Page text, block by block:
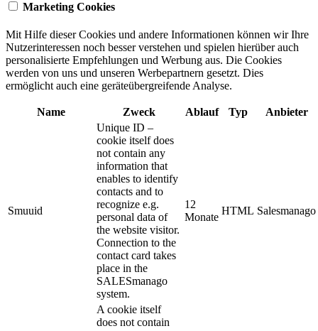
Marketing Cookies
Mit Hilfe dieser Cookies und andere Informationen können wir Ihre
Nutzerinteressen noch besser verstehen und spielen hierüber auch
personalisierte Empfehlungen und Werbung aus. ​Die Cookies
werden von uns und unseren Werbepartnern gesetzt. Dies
ermöglicht auch eine geräteübergreifende Analyse.
Name Zweck Ablauf Typ Anbieter
Smuuid
Unique ID –
cookie itself does
not contain any
information that
enables to identify
contacts and to
recognize e.g.
personal data of
the website visitor.
Connection to the
contact card takes
place in the
SALESmanago
system.
12
Monate
HTML Salesmanago
A cookie itself
does not contain